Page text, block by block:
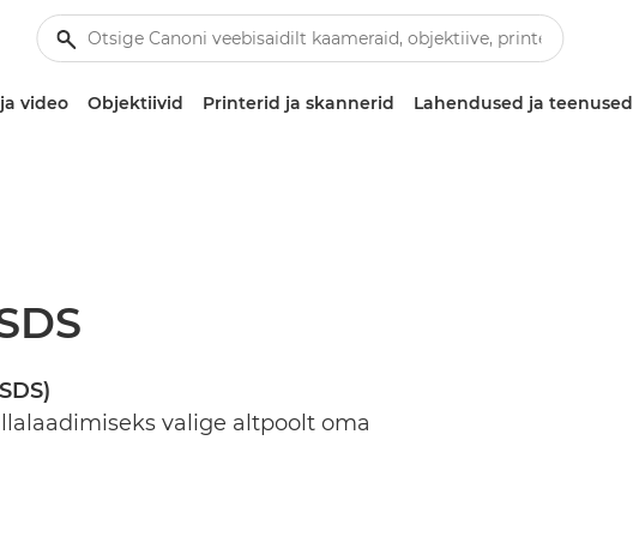
video Objektiivid Printerid ja skannerid Lahendused ja teenused
valige altpoolt oma